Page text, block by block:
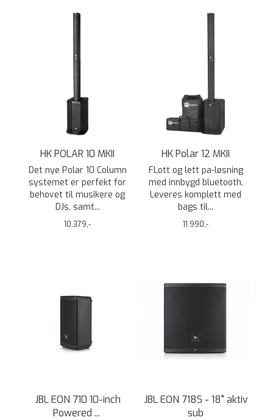
HK POLAR 10 MKII
Det nye Polar 10 Column
systemet er perfekt for
behovet til musikere og
DJs, samt...
10.379,-
HK Polar 12 MKII
FLott og lett pa-løsning
med innbygd bluetooth.
Leveres komplett med
bags til...
11.990,-
JBL EON 710 10-inch
Powered ...
JBL EON 718S - 18" aktiv
sub